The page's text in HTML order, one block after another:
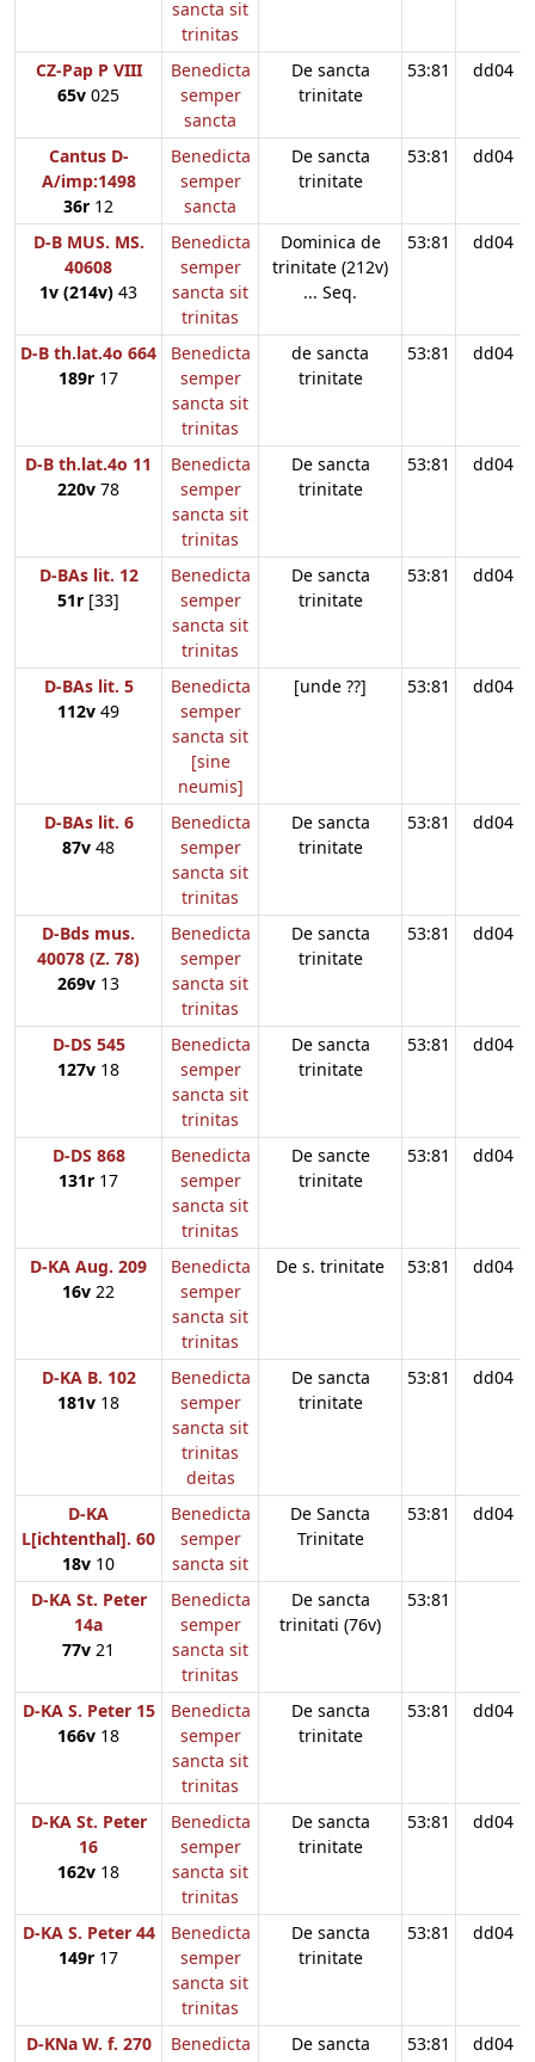
sancta sit
trinitas
CZ-Pap P VIII
65v 025
Benedicta
semper
sancta
De sancta
trinitate
53:81 dd04
Cantus D-
A/imp:1498
36r 12
Benedicta
semper
sancta
De sancta
trinitate
53:81 dd04
D-B MUS. MS.
40608
1v (214v) 43
Benedicta
semper
sancta sit
trinitas
Dominica de
trinitate (212v)
... Seq.
53:81 dd04
D-B th.lat.4o 664
189r 17
Benedicta
semper
sancta sit
trinitas
de sancta
trinitate
53:81 dd04
D-B th.lat.4o 11
220v 78
Benedicta
semper
sancta sit
trinitas
De sancta
trinitate
53:81 dd04
D-BAs lit. 12
51r [33]
Benedicta
semper
sancta sit
trinitas
De sancta
trinitate
53:81 dd04
D-BAs lit. 5
112v 49
Benedicta
semper
sancta sit
[sine
neumis]
[unde ??] 53:81 dd04
D-BAs lit. 6
87v 48
Benedicta
semper
sancta sit
trinitas
De sancta
trinitate
53:81 dd04
D-Bds mus.
40078 (Z. 78)
269v 13
Benedicta
semper
sancta sit
trinitas
De sancta
trinitate
53:81 dd04
D-DS 545
127v 18
Benedicta
semper
sancta sit
trinitas
De sancta
trinitate
53:81 dd04
D-DS 868
131r 17
Benedicta
semper
sancta sit
trinitas
De sancte
trinitate
53:81 dd04
D-KA Aug. 209
16v 22
Benedicta
semper
sancta sit
trinitas
De s. trinitate 53:81 dd04
D-KA B. 102
181v 18
Benedicta
semper
sancta sit
trinitas
deitas
De sancta
trinitate
53:81 dd04
D-KA
L[ichtenthal]. 60
18v 10
Benedicta
semper
sancta sit
De Sancta
Trinitate
53:81 dd04
D-KA St. Peter
14a
77v 21
Benedicta
semper
sancta sit
trinitas
De sancta
trinitati (76v)
53:81
D-KA S. Peter 15
166v 18
Benedicta
semper
sancta sit
trinitas
De sancta
trinitate
53:81 dd04
D-KA St. Peter
16
162v 18
Benedicta
semper
sancta sit
trinitas
De sancta
trinitate
53:81 dd04
D-KA S. Peter 44
149r 17
Benedicta
semper
sancta sit
trinitas
De sancta
trinitate
53:81 dd04
D-KNa W. f. 270
Benedicta
De sancta
53:81 dd04